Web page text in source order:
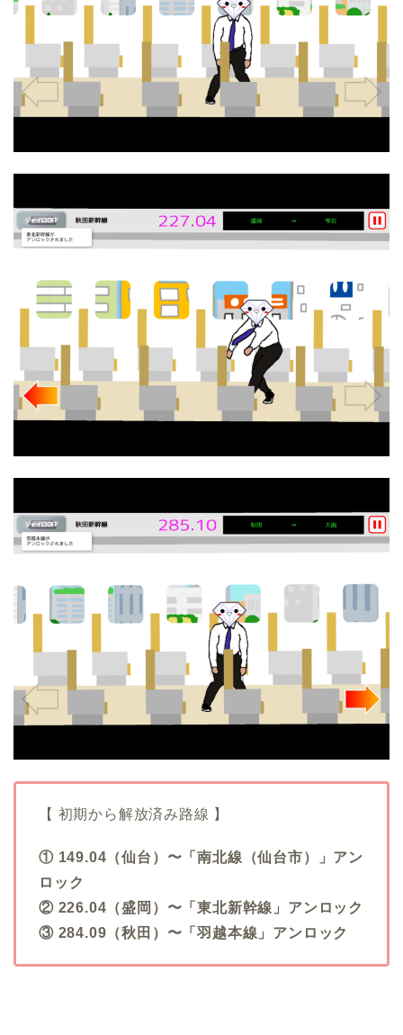
【 初期から解放済み路線 】
① 149.04（仙台）〜「南北線（仙台市）」アン
ロック
② 226.04（盛岡）〜「東北新幹線」アンロック
③ 284.09（秋田）〜「羽越本線」アンロック